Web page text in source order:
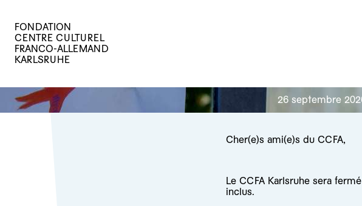
FONDATION
CENTRE CULTUREL
FRANCO-ALLEMAND
KARLSRUHE
26 septembre
Cher(e)s ami(e)s du CCFA,
Le CCFA Karlsruhe sera
inclus.